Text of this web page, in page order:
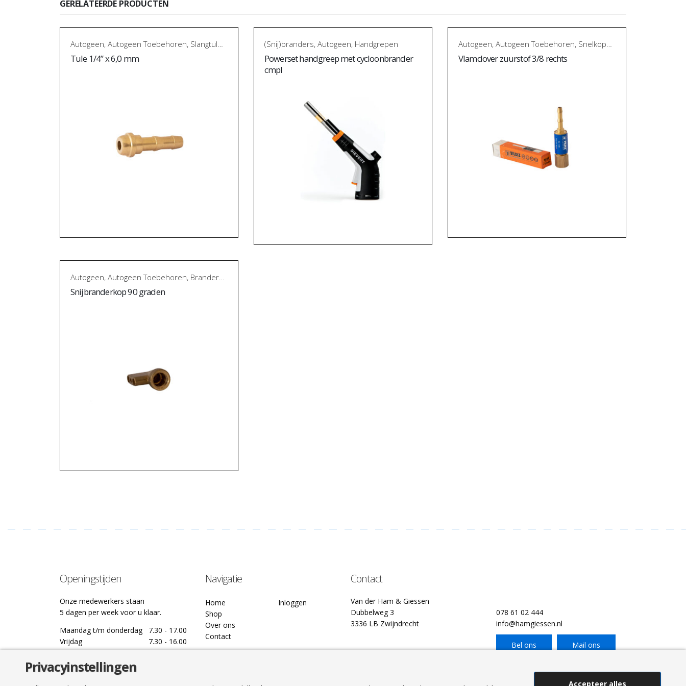
GERELATEERDE PRODUCTEN
Autogeen, Autogeen Toebehoren, Slangtules en verloopnippels
Tule 1/4” x 6,0 mm
(Snij)branders, Autogeen, Handgrepen
Powerset handgreep met cycloonbrander
cmpl
Autogeen, Autogeen Toebehoren, Snelkoppelingen en vlamdovers
Vlamdover zuurstof 3/8 rechts
Autogeen, Autogeen Toebehoren, Branderaccessoires
Snijbranderkop 90 graden
Openingstijden
Onze medewerkers staan
5 dagen per week voor u klaar.
Maandag t/m donderdag
7.30 - 17.00
Vrijdag
7.30 - 16.00
Navigatie
Home
Shop
Over ons
Contact
Inloggen
Contact
Van der Ham & Giessen
Dubbelweg 3
3336 LB Zwijndrecht
078 61 02 444
info@hamgiessen.nl
Bel ons Mail ons
Privacyinstellingen
Accepteer alles